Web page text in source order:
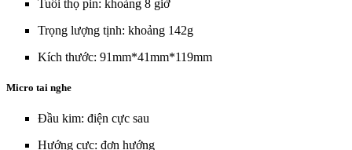
Tuổi thọ pin: khoảng 8 giờ
Trọng lượng tịnh: khoảng 142g
Kích thước: 91mm*41mm*119mm
Micro tai nghe
Đầu kim: điện cực sau
Hướng cực: đơn hướng